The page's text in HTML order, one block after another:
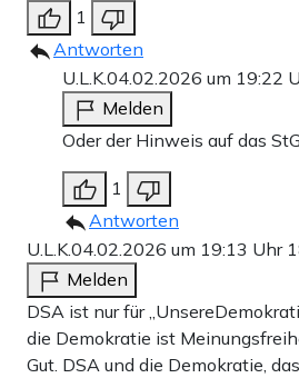
1
Antworten
U.L.K.04.02.2026 um 19:22
Melden
Oder der Hinweis auf das
1
Antworten
U.L.K.04.02.2026 um 19:13 Uhr
Melden
DSA ist nur für
die Demokratie ist
Gut. DSA und die Demokratie,